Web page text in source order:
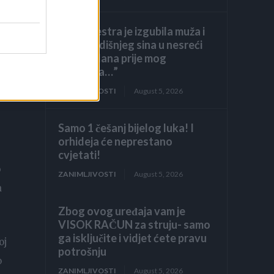
“Moja sestra je izgubila muža i
osmogodišnjeg sina u nesreći
mjesec dana prije mog
vjenčanja…”
ZANIMLJIVOSTI August 5, 2026
Samo 1 češanj bijelog luka! I
orhideja će neprestano
cvjetati!
ZANIMLJIVOSTI August 5, 2026
Zbog ovog uređaja vam je
VISOK RAČUN za struju- samo
ga isključite i vidjet ćete pravu
potrošnju
ZANIMLJIVOSTI August 5, 2026